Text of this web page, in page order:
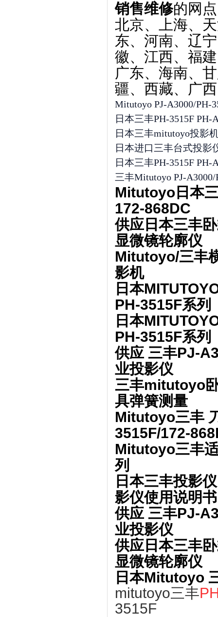
销售维修的网
北京、上海、
东、河南、辽
徽、江西、福
广东、海南、
疆、西藏、广
Mitutoyo PJ-A3000/PH-
日本三丰PH-3515F
日本三丰mitutoyo投影
日本进口三丰台式投影
日本三丰PH-3515F
三丰Mitutoyo PJ-
Mitutoyo日本
172-868DC
供应日本三丰
显微镜轮廓仪
Mitutoyo/三丰
影机
日本
PH-3515F系列
日本
PH-3515F系列
供应 三丰PJ-
业投影仪
三丰mitutoyo
具弹簧测量
Mitutoyo三丰
3515F/172-
Mitutoyo三丰
列
日本三丰投影
影仪使用说明
供应 三丰PJ-
业投影仪
供应日本三丰
显微镜轮廓仪
日本Mitutoyo
mitutoyo三丰
3515F